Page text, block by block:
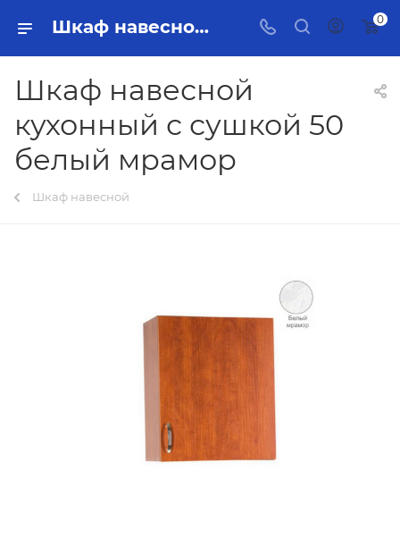
Шкаф навесной кухонный с сушкой 50 белый мрамор Тольятти - купить в интернет-магазине, каталог с ценами и характеристиками 0
Шкаф навесной
кухонный с сушкой 50
белый мрамор
Шкаф навесной